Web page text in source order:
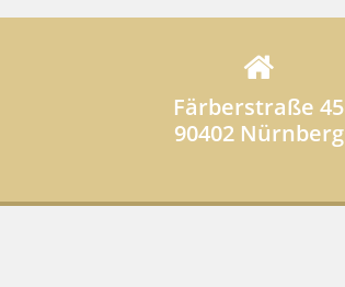
Färberstraße 45
90402 Nürnberg